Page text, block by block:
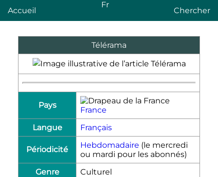
Accueil
Fr
Chercher
Télérama
Pays
France
Langue
Français
Périodicité Hebdomadaire (le mercredi
ou mardi pour les abonnés)
Genre
Culturel